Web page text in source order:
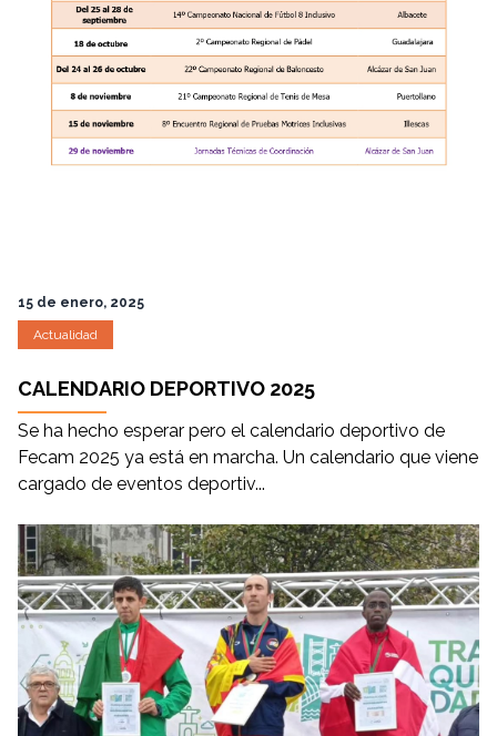
15 de enero, 2025
Actualidad
CALENDARIO DEPORTIVO 2025
Se ha hecho esperar pero el calendario deportivo de
Fecam 2025 ya está en marcha. Un calendario que viene
cargado de eventos deportiv...